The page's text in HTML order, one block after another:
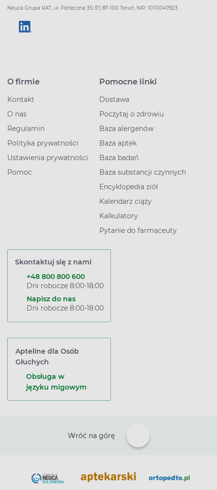
Neuca Grupa VAT, ul. Forteczna 35-37, 87-100 Toruń, NIP: 1070047823
O firmie
Kontakt
O nas
Regulamin
Polityka prywatności
Ustawienia prywatności
Pomoc
Pomocne linki
Dostawa
Poczytaj o zdrowiu
Baza alergenów
Baza aptek
Baza badań
Baza substancji czynnych
Encyklopedia ziół
Kalendarz ciąży
Kalkulatory
Pytanie do farmaceuty
Skontaktuj się z nami
+48 800 800 600
Dni robocze 8:00-18:00
Napisz do nas
Dni robocze 8:00-18:00
Apteline dla Osób
Głuchych
Obsługa w
języku migowym
Wróć na górę